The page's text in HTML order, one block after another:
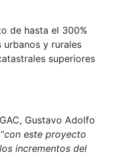
de hasta el 300%
urbanos y rurales
superiores
Gustavo Adolfo
con este proyecto
incrementos del